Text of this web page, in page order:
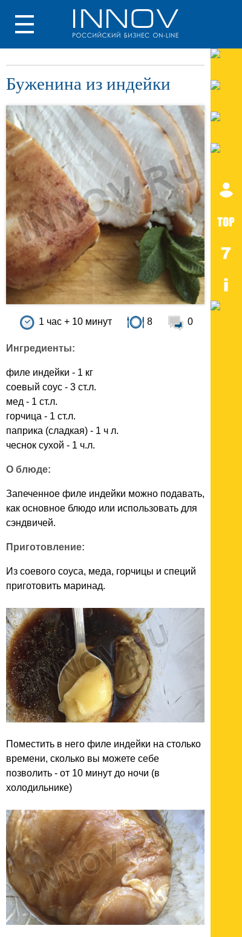
Буженина из индейки
1 час + 10 минут 8 0
Ингредиенты:
филе индейки - 1 кг
соевый соус - 3 ст.л.
мед - 1 ст.л.
горчица - 1 ст.л.
паприка (сладкая) - 1 ч л.
чеснок сухой - 1 ч.л.
О блюде:
Запеченное филе индейки можно подавать,
как основное блюдо или использовать для
сэндвичей.
Приготовление:
Из соевого соуса, меда, горчицы и специй
приготовить маринад.
Поместить в него филе индейки на столько
времени, сколько вы можете себе
позволить - от 10 минут до ночи (в
холодильнике)